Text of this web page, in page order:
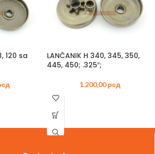
120 sa
LANČANIK H 340, 345, 350,
445, 450; .325″;
1.200,00рсд